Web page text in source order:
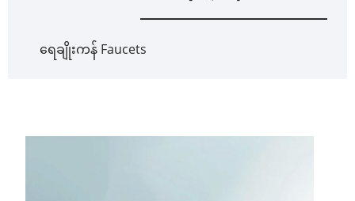
ရေချိုးကန် Faucets